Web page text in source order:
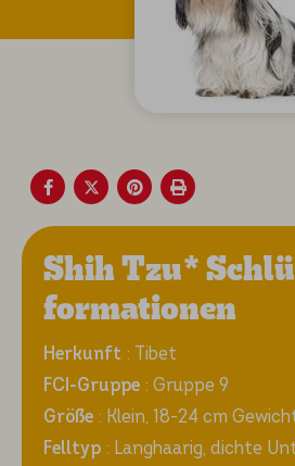
Shih Tzu*
for­ma­tio­nen
Herkunft : Tibet
FCI-Gruppe : Gruppe 9
Größe : Klein, 18-24 cm
Felltyp : Langhaarig, dichte